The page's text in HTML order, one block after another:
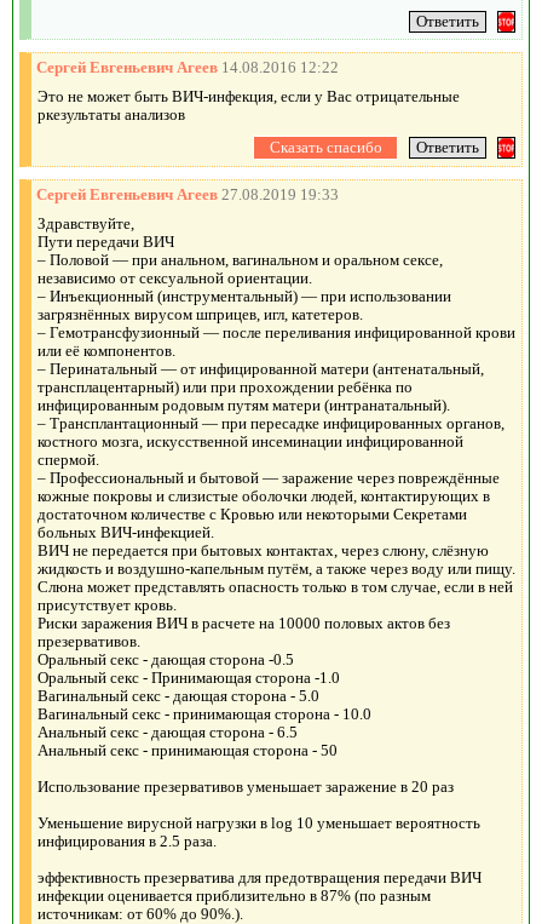
Сергей Евгеньевич Агеев 14.08.2016 12:22
Это не может быть ВИЧ-инфекция, если у Вас отрицательные
ркезультаты анализов
Сергей Евгеньевич Агеев 27.08.2019 19:33
Здравствуйте,
Пути передачи ВИЧ
– Половой — при анальном, вагинальном и оральном сексе,
независимо от сексуальной ориентации.
– Инъекционный (инструментальный) — при использовании
загрязнённых вирусом шприцев, игл, катетеров.
– Гемотрансфузионный — после переливания инфицированной крови
или её компонентов.
– Перинатальный — от инфицированной матери (антенатальный,
трансплацентарный) или при прохождении ребёнка по
инфицированным родовым путям матери (интранатальный).
– Трансплантационный — при пересадке инфицированных органов,
костного мозга, искусственной инсеминации инфицированной
спермой.
– Профессиональный и бытовой — заражение через повреждённые
кожные покровы и слизистые оболочки людей, контактирующих в
достаточном количестве с Кровью или некоторыми Секретами
больных ВИЧ-инфекцией.
ВИЧ не передается при бытовых контактах, через слюну, слёзную
жидкость и воздушно-капельным путём, а также через воду или пищу.
Слюна может представлять опасность только в том случае, если в ней
присутствует кровь.
Риски заражения ВИЧ в расчете на 10000 половых актов без
презервативов.
Оральный секс - дающая сторона -0.5
Оральный секс - Принимающая сторона -1.0
Вагинальный секс - дающая сторона - 5.0
Вагинальный секс - принимающая сторона - 10.0
Анальный секс - дающая сторона - 6.5
Анальный секс - принимающая сторона - 50
Использование презервативов уменьшает заражение в 20 раз
Уменьшение вирусной нагрузки в log 10 уменьшает вероятность
инфицирования в 2.5 раза.
эффективность презерватива для предотвращения передачи ВИЧ
инфекции оценивается приблизительно в 87% (по разным
источникам: от 60% до 90%.).